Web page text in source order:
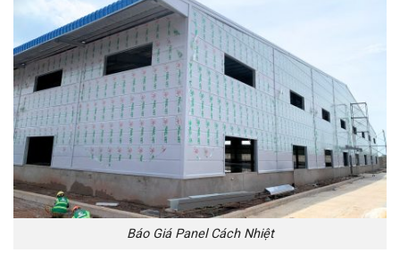
Báo Giá Panel Cách Nhiệt